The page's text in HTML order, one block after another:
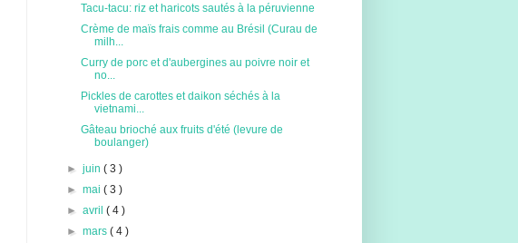
Tacu-tacu: riz et haricots sautés à la péruvienne
Crème de maïs frais comme au Brésil (Curau de
milh...
Curry de porc et d'aubergines au poivre noir et
no...
Pickles de carottes et daikon séchés à la
vietnami...
Gâteau brioché aux fruits d'été (levure de
boulanger)
►juin( 3 )
►mai( 3 )
►avril( 4 )
►mars( 4 )